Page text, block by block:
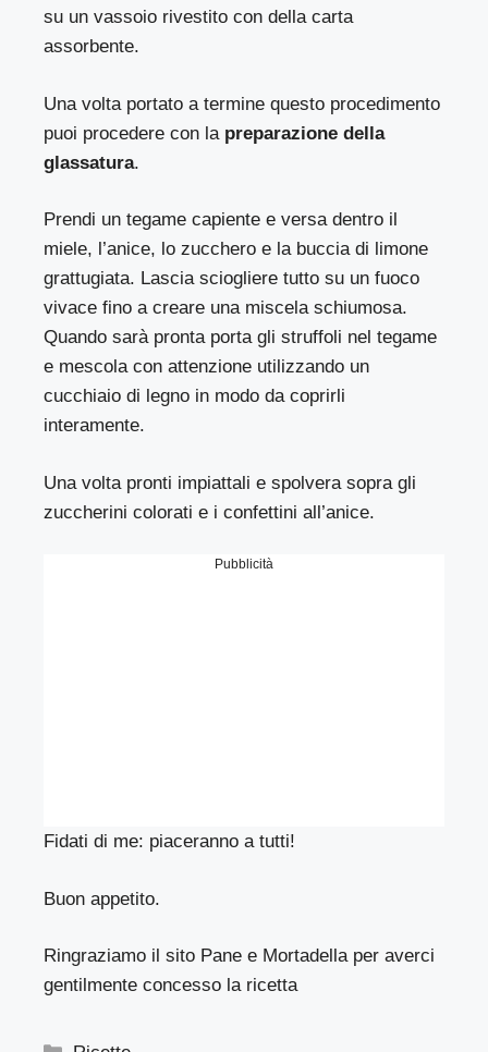
su un vassoio rivestito con della carta
assorbente.
Una volta portato a termine questo procedimento
puoi procedere con la preparazione della
glassatura.
Prendi un tegame capiente e versa dentro il
miele, l’anice, lo zucchero e la buccia di limone
grattugiata. Lascia sciogliere tutto su un fuoco
vivace fino a creare una miscela schiumosa.
Quando sarà pronta porta gli struffoli nel tegame
e mescola con attenzione utilizzando un
cucchiaio di legno in modo da coprirli
interamente.
Una volta pronti impiattali e spolvera sopra gli
zuccherini colorati e i confettini all’anice.
Pubblicità
Fidati di me: piaceranno a tutti!
Buon appetito.
Ringraziamo il sito Pane e Mortadellaper averci
gentilmente concesso la ricetta